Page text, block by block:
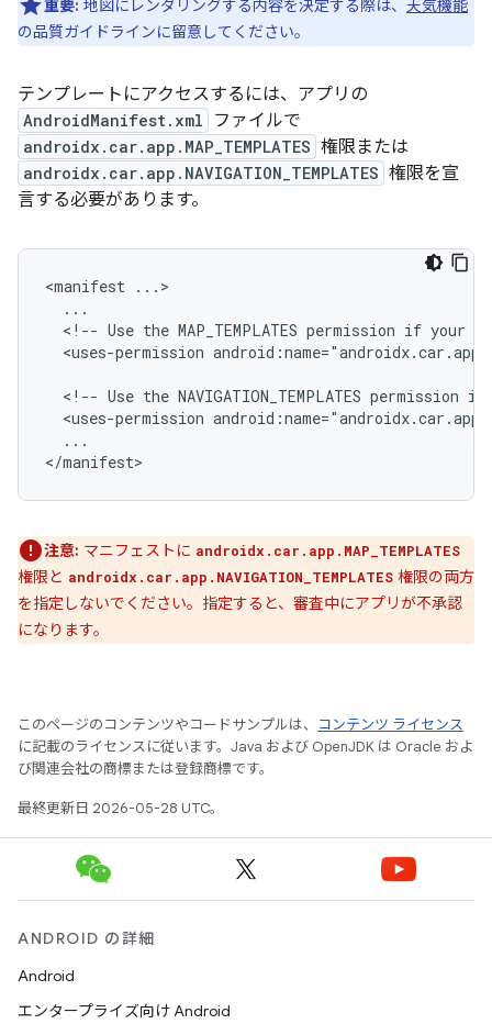
重要: 地図にレンダリングする内容を決定する際は、 天気機能
の品質ガイドラインに留意してください。
テンプレートにアクセスするには、アプリの
AndroidManifest.xml ファイルで
androidx.car.app.MAP_TEMPLATES 権限または
androidx.car.app.NAVIGATION_TEMPLATES 権限を宣
言する必要があります。
<manifest
<!-- Use the MAP_TEMPLATES permission if your
<uses-permission
<!-- Use the NAVIGATION_TEMPLATES permission if
<uses-permission
...
注意: マニフェストに androidx.car.app.MAP_TEMPLATES
権限と androidx.car.app.NAVIGATION_TEMPLATES 権限の両方
を指定しないでください。指定すると、審査中にアプリが不承認
になります。
このページのコンテンツやコードサンプルは、
コンテンツ ライセンス
に記載のライセンスに従います。Java および OpenJDK は Oracle およ
び関連会社の商標または登録商標です。
最終更新日 2026-05-28 UTC。
ANDROID の詳細
Android
エンタープライズ向け Android